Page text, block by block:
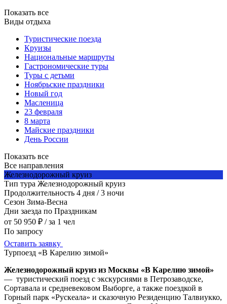
Показать все
Виды отдыха
Туристические поезда
Круизы
Национальные маршруты
Гастрономические туры
Туры с детьми
Ноябрьские праздники
Новый год
Масленица
23 февраля
8 марта
Майские праздники
День России
Показать все
Все направления
Железнодорожный круиз
Тип тура Железнодорожный круиз
Продолжительность 4 дня / 3 ночи
Сезон Зима-Весна
Дни заезда по Праздникам
от 50 950 ₽ / за 1 чел
По запросу
Оставить заявку
Турпоезд «В Карелию зимой»
Железнодорожный круиз из Москвы «В Карелию зимой»
— туристический поезд с экскурсиями в Петрозаводске,
Сортавала и средневековом Выборге, а также поездкой в
Горный парк «Рускеала» и сказочную Резиденцию Талвиукко,